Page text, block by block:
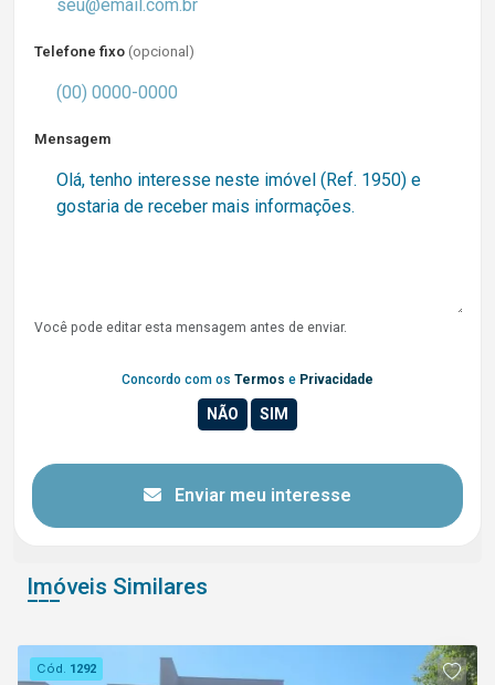
Telefone fixo (opcional)
Mensagem
Você pode editar esta mensagem antes de enviar.
Concordo com os Termos e Privacidade
Enviar meu interesse
Imóveis Similares
Cód. 1292